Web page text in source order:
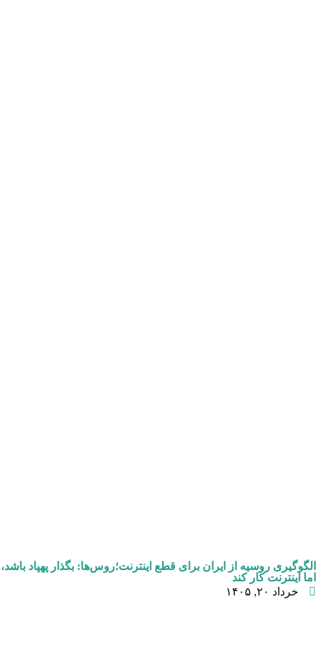
الگوگیری روسیه از ایران برای قطع اینترنت؛روس‌ها: بگذار پهپاد باشد،
اما اینترنت کار کند
خرداد ۲۰, ۱۴۰۵